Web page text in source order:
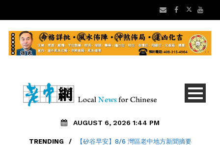
AUGUST 6, 2026 1:44 PM
TRENDING / 【矽谷早安】8/6 灣區老中地方新聞摘要
TRENDING SANTA CRUZ縣是全美房租最貴地方